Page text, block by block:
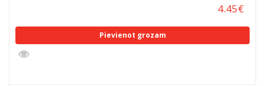
4.45€
Pievienot grozam